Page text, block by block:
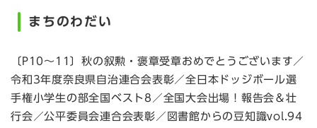
まちのわだい
〔P10～11〕秋の叙勲・褒章受章おめでとうございます／
令和3年度奈良県自治連合会表彰／全日本ドッジボール選
手権小学生の部全国ベスト8／全国大会出場！報告会＆壮
行会／公平委員会連合会表彰／図書館からの豆知識vol.94